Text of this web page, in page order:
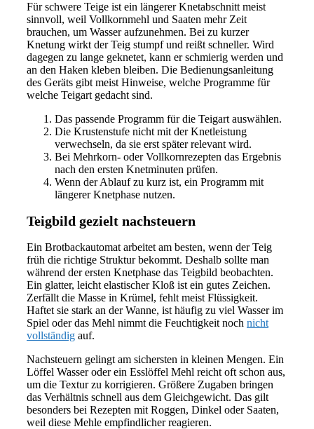
Für schwere Teige ist ein längerer Knetabschnitt meist
sinnvoll, weil Vollkornmehl und Saaten mehr Zeit
brauchen, um Wasser aufzunehmen. Bei zu kurzer
Knetung wirkt der Teig stumpf und reißt schneller. Wird
dagegen zu lange geknetet, kann er schmierig werden und
an den Haken kleben bleiben. Die Bedienungsanleitung
des Geräts gibt meist Hinweise, welche Programme für
welche Teigart gedacht sind.
Das passende Programm für die Teigart auswählen.
Die Krustenstufe nicht mit der Knetleistung
verwechseln, da sie erst später relevant wird.
Bei Mehrkorn- oder Vollkornrezepten das Ergebnis
nach den ersten Knetminuten prüfen.
Wenn der Ablauf zu kurz ist, ein Programm mit
längerer Knetphase nutzen.
Teigbild gezielt nachsteuern
Ein Brotbackautomat arbeitet am besten, wenn der Teig
früh die richtige Struktur bekommt. Deshalb sollte man
während der ersten Knetphase das Teigbild beobachten.
Ein glatter, leicht elastischer Kloß ist ein gutes Zeichen.
Zerfällt die Masse in Krümel, fehlt meist Flüssigkeit.
Haftet sie stark an der Wanne, ist häufig zu viel Wasser im
Spiel oder das Mehl nimmt die Feuchtigkeit noch nicht
vollständig auf.
Nachsteuern gelingt am sichersten in kleinen Mengen. Ein
Löffel Wasser oder ein Esslöffel Mehl reicht oft schon aus,
um die Textur zu korrigieren. Größere Zugaben bringen
das Verhältnis schnell aus dem Gleichgewicht. Das gilt
besonders bei Rezepten mit Roggen, Dinkel oder Saaten,
weil diese Mehle empfindlicher reagieren.